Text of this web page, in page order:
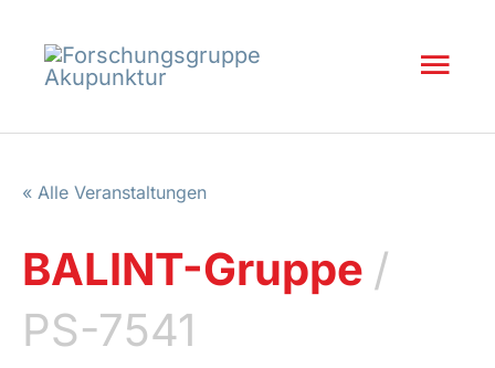
Inhalt
springen
« Alle Veranstaltungen
BALINT-Gruppe /
PS-7541